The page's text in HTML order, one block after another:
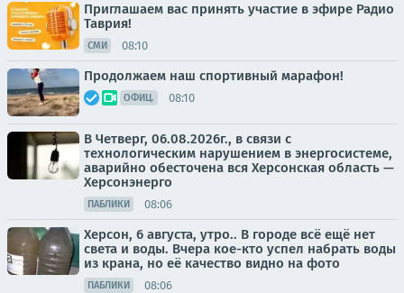
Приглашаем вас принять участие в эфире Радио
Таврия!
СМИ 08:10
Продолжаем наш спортивный марафон!
ОФИЦ. 08:10
В Четверг, 06.08.2026г., в связи с
технологическим нарушением в энергосистеме,
аварийно обесточена вся Херсонская область —
Херсонэнерго
ПАБЛИКИ 08:06
Херсон, 6 августа, утро.. В городе всё ещё нет
света и воды. Вчера кое-кто успел набрать воды
из крана, но её качество видно на фото
ПАБЛИКИ 08:06